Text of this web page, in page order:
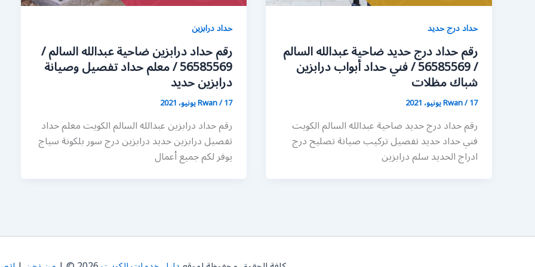
حداد درج حديد
رقم حداد درج حديد ضاحية عبدالله السالم
/ 56585569 / فني حداد أبواب درابزين
شباك مظلات
Rwan/17 يونيو، 2021
رقم حداد درج حديد ضاحية عبدالله السالم الكويت
فني حداد حديد تفصيل تركيب صيانة تصليح درج
ادراج الحديد سلم درابزين
حداد درابزين
رقم حداد درابزين ضاحية عبدالله السالم /
56585569 / معلم حداد تفصيل وصيانة
درابزين حديد
Rwan/17 يونيو، 2021
رقم حداد درابزين عبدالله السالم الكويت معلم حداد
تفصيل درابزين حديد درابزين درج سور بلكونة سياج
يوفر لكم جميع أعمال